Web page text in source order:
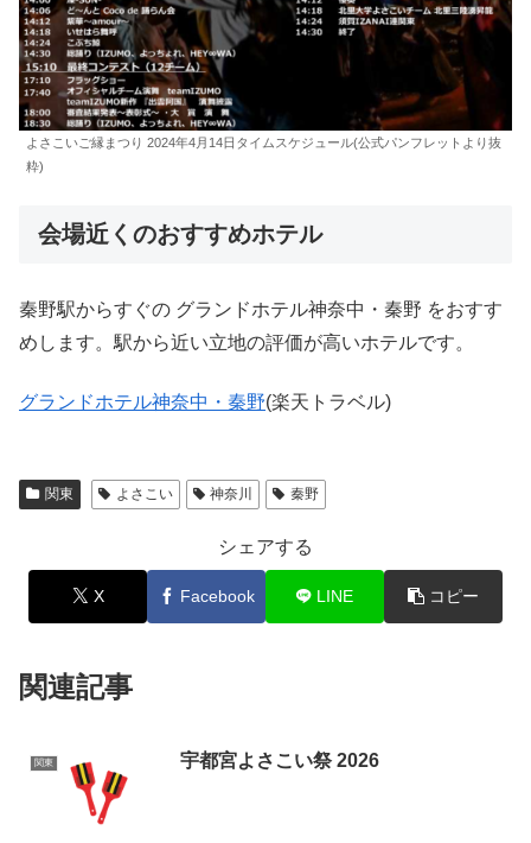
よさこいご縁まつり 2024年4月14日タイムスケジュール(公式パンフレットより抜
粋)
会場近くのおすすめホテル
秦野駅からすぐの グランドホテル神奈中・秦野 をおすす
めします。駅から近い立地の評価が高いホテルです。
グランドホテル神奈中・秦野(楽天トラベル)
関東 よさこい 神奈川 秦野
シェアする
X Facebook LINE コピー
関連記事
関東 宇都宮よさこい祭 2026